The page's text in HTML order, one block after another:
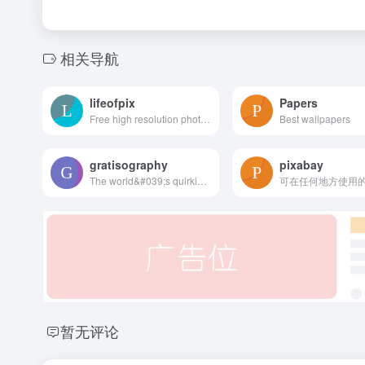
相关导航
lifeofpix Papers
Best wallpapers
gratisography pixabay
暂无评论